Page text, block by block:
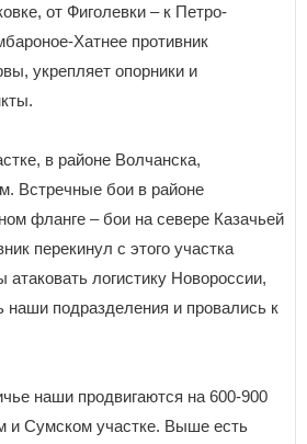
от Фиголевки – к Петро-
Хатнее противник
укрепляет опорники и
в районе Волчанска,
Встречные бои в районе
фланге – бои на севере Казачьей
перекинул с этого участка
логистику Новороссии,
наши подразделения и провались к
наши продвигаются на 600-900
и Сумском участке. Выше есть